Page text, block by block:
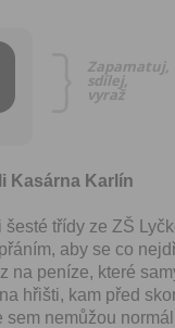
Zapamatuj,
sdílej,
vyraž
Kasár­na Karlín
šesté třídy ze ZŠ
aby se co
na peníze, které
hřišti, kam před
nemůžou